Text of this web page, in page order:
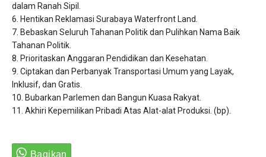
dalam Ranah Sipil.
​6. Hentikan Reklamasi Surabaya Waterfront Land.
​7. Bebaskan Seluruh Tahanan Politik dan Pulihkan Nama Baik
Tahanan Politik.
​8. Prioritaskan Anggaran Pendidikan dan Kesehatan.
​9. Ciptakan dan Perbanyak Transportasi Umum yang Layak,
Inklusif, dan Gratis.
​10. Bubarkan Parlemen dan Bangun Kuasa Rakyat.
​11. Akhiri Kepemilikan Pribadi Atas Alat-alat Produksi. (bp).